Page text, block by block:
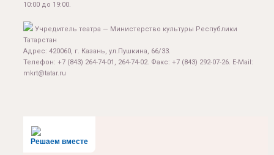
10:00 до 19:00.
Учредитель театра — Министерство культуры Республики
Татарстан
Адрес: 420060, г. Казань, ул.Пушкина, 66/33.
Телефон: +7 (843) 264-74-01, 264-74-02. Факс: +7 (843) 292-07-26. E-Mail:
mkrt@tatar.ru
Решаем вместе